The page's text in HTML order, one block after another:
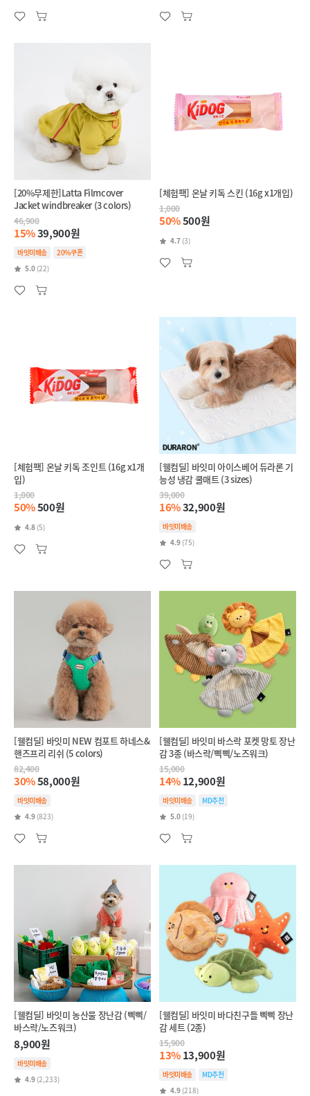
[20%무제한]Latta Filmcover
Jacket windbreaker (3 colors)
46,900
15%39,900원
바잇미배송
20%쿠폰
5.0 (22)
[체험팩] 온날 키독 스킨 (16g x1개입)
1,000
50%500원
4.7 (3)
[체험팩] 온날 키독 조인트 (16g x1개
입)
1,000
50%500원
4.8 (5)
[웰컴딜] 바잇미 아이스베어 듀라론 기
능성 냉감 쿨매트 (3 sizes)
39,000
16%32,900원
바잇미배송
4.9 (75)
[웰컴딜] 바잇미 NEW 컴포트 하네스&
핸즈프리 리쉬 (5 colors)
82,400
30%58,000원
바잇미배송
4.9 (823)
[웰컴딜] 바잇미 바스락 포켓 망토 장난
감 3종 (바스락/삑삑/노즈워크)
15,000
14%12,900원
바잇미배송
MD추천
5.0 (19)
[웰컴딜] 바잇미 농산물 장난감 (삑삑/
바스락/노즈워크)
8,900원
바잇미배송
4.9 (2,233)
[웰컴딜] 바잇미 바다친구들 삑삑 장난
감 세트 (2종)
15,900
13%13,900원
바잇미배송
MD추천
4.9 (218)